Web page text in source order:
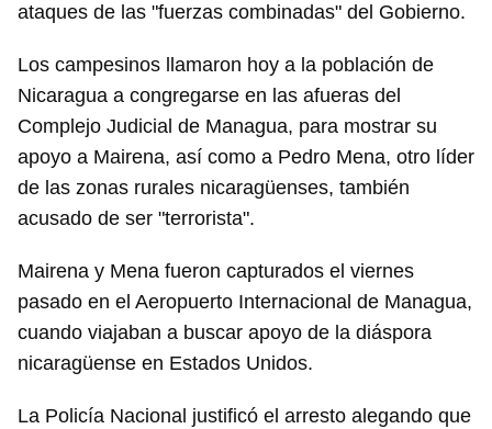
ataques de las "fuerzas combinadas" del Gobierno.
Los campesinos llamaron hoy a la población de
Nicaragua a congregarse en las afueras del
Complejo Judicial de Managua, para mostrar su
apoyo a Mairena, así como a Pedro Mena, otro líder
de las zonas rurales nicaragüenses, también
acusado de ser "terrorista".
Mairena y Mena fueron capturados el viernes
pasado en el Aeropuerto Internacional de Managua,
cuando viajaban a buscar apoyo de la diáspora
nicaragüense en Estados Unidos.
La Policía Nacional justificó el arresto alegando que